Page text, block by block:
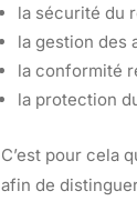
la sécurité du
la gestion des
la conformité
la protection
C’est pour cela
afin de